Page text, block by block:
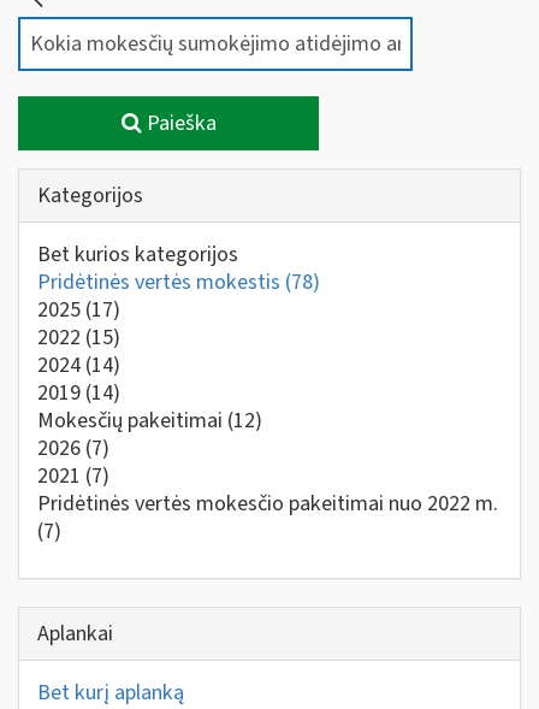
Paieška
Kategorijos
Bet kurios kategorijos
Pridėtinės vertės mokestis (78)
2025 (17)
2022 (15)
2024 (14)
2019 (14)
Mokesčių pakeitimai (12)
2026 (7)
2021 (7)
Pridėtinės vertės mokesčio pakeitimai nuo 2022 m.
(7)
Aplankai
Bet kurį aplanką